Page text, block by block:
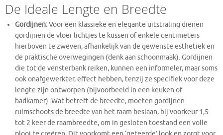
De Ideale Lengte en Breedte
Gordijnen:Voor een klassieke en elegante uitstraling dienen
gordijnen de vloer lichtjes te kussen of enkele centimeters
hierboven te zweven, afhankelijk van de gewenste esthetiek en
de praktische overwegingen (denk aan schoonmaak). Gordijnen
die tot de vensterbank reiken, kunnen een informeler, maar soms
ook onafgewerkter, effect hebben, tenzij ze specifiek voor deze
lengte zijn ontworpen (bijvoorbeeld in een keuken of
badkamer). Wat betreft de breedte, moeten gordijnen
ruimschoots de breedte van het raam beslaan, bij voorkeur 1,5
tot 2 keer de raambreedte, om in gesloten toestand een volle